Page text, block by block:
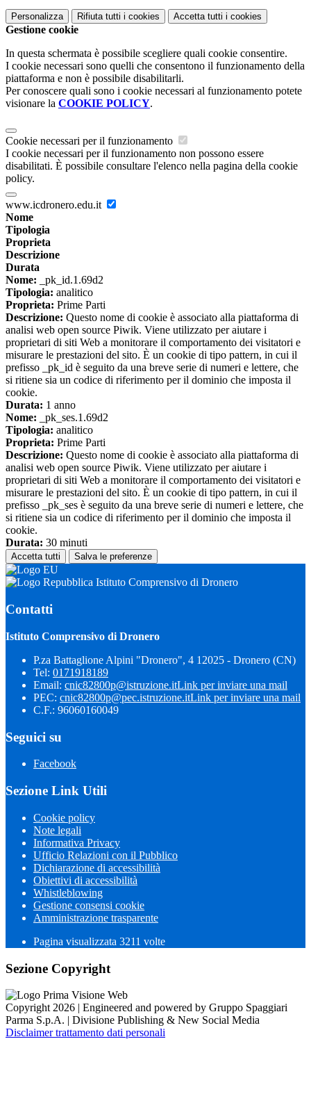
Personalizza Rifiuta tutti i cookies Accetta tutti i cookies
Gestione cookie
In questa schermata è possibile scegliere quali cookie consentire.
I cookie necessari sono quelli che consentono il funzionamento della
piattaforma e non è possibile disabilitarli.
Per conoscere quali sono i cookie necessari al funzionamento potete
visionare la COOKIE POLICY.
Cookie necessari per il funzionamento
I cookie necessari per il funzionamento non possono essere
disabilitati. È possibile consultare l'elenco nella pagina della cookie
policy.
www.icdronero.edu.it
Nome
Tipologia
Proprieta
Descrizione
Durata
Nome: _pk_id.1.69d2
Tipologia: analitico
Proprieta: Prime Parti
Descrizione: Questo nome di cookie è associato alla piattaforma di
analisi web open source Piwik. Viene utilizzato per aiutare i
proprietari di siti Web a monitorare il comportamento dei visitatori e
misurare le prestazioni del sito. È un cookie di tipo pattern, in cui il
prefisso _pk_id è seguito da una breve serie di numeri e lettere, che
si ritiene sia un codice di riferimento per il dominio che imposta il
cookie.
Durata: 1 anno
Nome: _pk_ses.1.69d2
Tipologia: analitico
Proprieta: Prime Parti
Descrizione: Questo nome di cookie è associato alla piattaforma di
analisi web open source Piwik. Viene utilizzato per aiutare i
proprietari di siti Web a monitorare il comportamento dei visitatori e
misurare le prestazioni del sito. È un cookie di tipo pattern, in cui il
prefisso _pk_ses è seguito da una breve serie di numeri e lettere, che
si ritiene sia un codice di riferimento per il dominio che imposta il
cookie.
Durata: 30 minuti
Accetta tutti Salva le preferenze
Istituto Comprensivo di Dronero
Contatti
Istituto Comprensivo di Dronero
P.za Battaglione Alpini "Dronero", 4 12025 - Dronero (CN)
Tel: 0171918189
Email: cnic82800p@istruzione.itLink per inviare una mail
PEC: cnic82800p@pec.istruzione.itLink per inviare una mail
C.F.: 96060160049
Seguici su
Facebook
Sezione Link Utili
Cookie policy
Note legali
Informativa Privacy
Ufficio Relazioni con il Pubblico
Dichiarazione di accessibilità
Obiettivi di accessibilità
Whistleblowing
Gestione consensi cookie
Amministrazione trasparente
Pagina visualizzata 3211 volte
Sezione Copyright
Copyright 2026 | Engineered and powered by Gruppo Spaggiari
Parma S.p.A. | Divisione Publishing & New Social Media
Disclaimer trattamento dati personali